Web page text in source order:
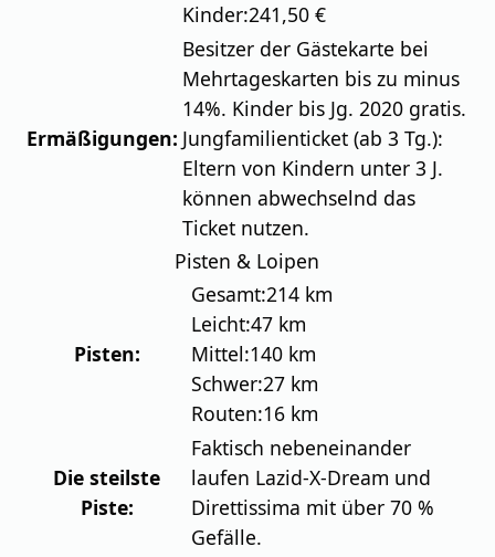
Kinder:241,50 €
Ermäßigungen:
Besitzer der Gästekarte bei
Mehrtageskarten bis zu minus
14%. Kinder bis Jg. 2020 gratis.
Jungfamilienticket (ab 3 Tg.):
Eltern von Kindern unter 3 J.
können abwechselnd das
Ticket nutzen.
Pisten & Loipen
Pisten:
Gesamt:214 km
Leicht:47 km
Mittel:140 km
Schwer:27 km
Routen:16 km
Die steilste
Piste:
Faktisch nebeneinander
laufen Lazid-X-Dream und
Direttissima mit über 70 %
Gefälle.